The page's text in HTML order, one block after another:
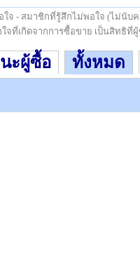
อใจ - สมาชิกที่รู้สึกไม่พอใจ (ไม่นั
ใจที่เกิดจากการซื้อขาย เป็นสิทธิ
ะผู้ซื้อ
ทั้งหมด